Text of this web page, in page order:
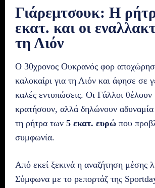
Γιάρεμτσουκ: Η
εκατ. και οι
τη Λιόν
Ο 30χρονος Ουκρανός φορ
καλοκαίρι για τη Λιόν και άφησε σε
καλές εντυπώσεις. Οι Γάλλοι θέλουν
κρατήσουν, αλλά δηλώνουν
τη ρήτρα των 5 εκατ. ευρώ που
συμφωνία.
Από εκεί ξεκινά η αναζήτηση μέσης
Σύμφωνα με το ρεπορτάζ της